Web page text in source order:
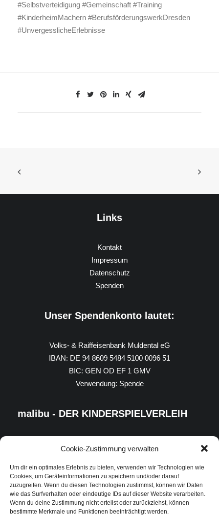
Cookie-Zustimmung verwalten
Um dir ein optimales Erlebnis zu bieten, verwenden wir Technologien wie
Cookies, um Geräteinformationen zu speichern und/oder darauf
zuzugreifen. Wenn du diesen Technologien zustimmst, können wir Daten
wie das Surfverhalten oder eindeutige IDs auf dieser Website verarbeiten.
Wenn du deine Zustimmung nicht erteilst oder zurückziehst, können
bestimmte Merkmale und Funktionen beeinträchtigt werden.
#Selbstverteidigung #Gemeinschaft #Training
#KinderheimMachern #BerufsförderungswerkDresden
#UnvergesslicheErlebnisse
Links
Kontakt
Impressum
Datenschutz
Spenden
Unser Spendenkonto lautet:
Volks- & Raiffeisenbank Muldental eG
IBAN: DE 94 8609 5484 5100 0096 51
BIC: GEN OD EF 1 GMV
Verwendung: Spende
malibu - DER KINDERSPIELVERLEIH